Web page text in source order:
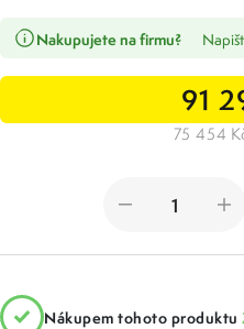
Nakupujete na firmu?
91
75 454
Nákupem tohoto produktu